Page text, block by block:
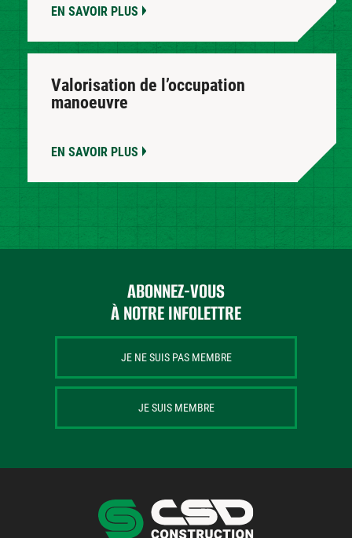
EN SAVOIR PLUS
Valorisation de l’occupation
manoeuvre
EN SAVOIR PLUS
ABONNEZ-VOUS
À NOTRE INFOLETTRE
JE NE SUIS PAS MEMBRE
JE SUIS MEMBRE